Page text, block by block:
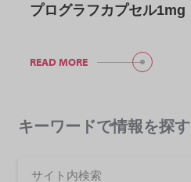
プログラフカプセル1mg
READ MORE
キーワードで情報を探す